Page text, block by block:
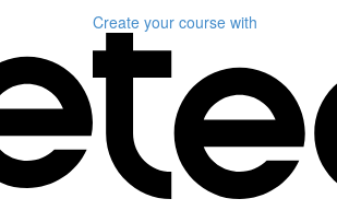
Create your course with